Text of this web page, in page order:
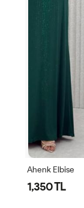
Ahenk Elbise
1,350 TL